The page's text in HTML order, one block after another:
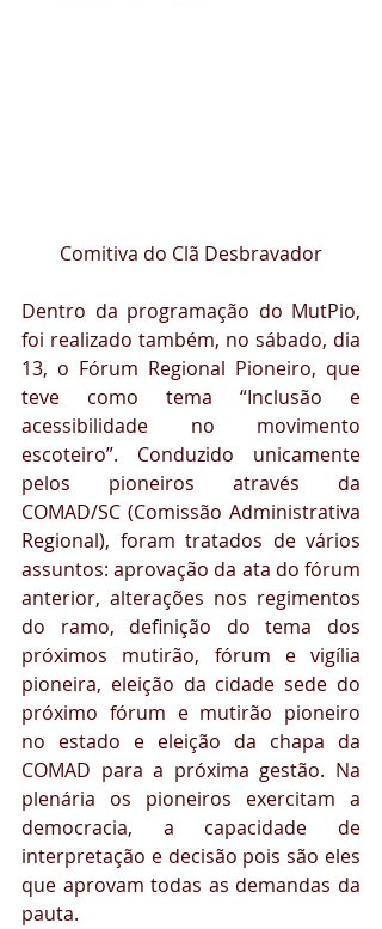
Comitiva do Clã Desbravador
Dentro da programação do MutPio,
foi realizado também, no sábado, dia
13, o Fórum Regional Pioneiro, que
teve como tema “Inclusão e
acessibilidade no movimento
escoteiro”. Conduzido unicamente
pelos pioneiros através da
COMAD/SC (Comissão Administrativa
Regional), foram tratados de vários
assuntos: aprovação da ata do fórum
anterior, alterações nos regimentos
do ramo, definição do tema dos
próximos mutirão, fórum e vigília
pioneira, eleição da cidade sede do
próximo fórum e mutirão pioneiro
no estado e eleição da chapa da
COMAD para a próxima gestão. Na
plenária os pioneiros exercitam a
democracia, a capacidade de
interpretação e decisão pois são eles
que aprovam todas as demandas da
pauta.